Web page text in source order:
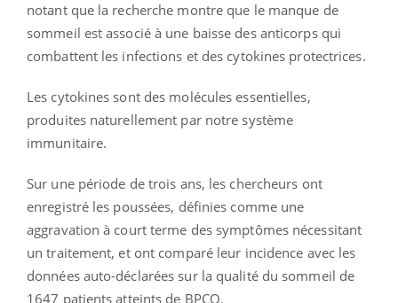
notant que la recherche montre que le manque de
sommeil est associé à une baisse des anticorps qui
combattent les infections et des cytokines protectrices.
Les cytokines sont des molécules essentielles,
produites naturellement par notre système
immunitaire.
Sur une période de trois ans, les chercheurs ont
enregistré les poussées, définies comme une
aggravation à court terme des symptômes nécessitant
un traitement, et ont comparé leur incidence avec les
données auto-déclarées sur la qualité du sommeil de
1647 patients atteints de BPCO.